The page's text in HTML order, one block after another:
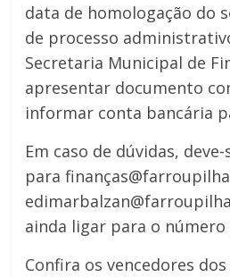
data de homologação do
de processo
Secretaria Municipal de
apresentar documento
informar conta bancária
Em caso de dúvidas,
para
ainda ligar para o número
Confira os vencedores